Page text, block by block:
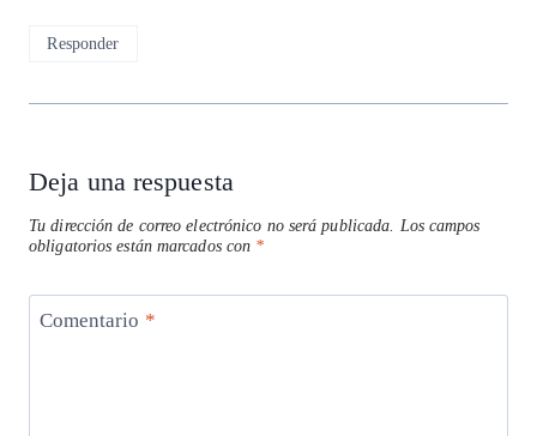
Responder
Deja una respuesta
Tu dirección de correo electrónico no será publicada.
Los campos
obligatorios están marcados con *
Comentario *